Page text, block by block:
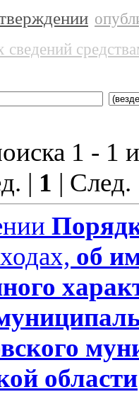
сведений
1 - 1
| 1 |
об
области